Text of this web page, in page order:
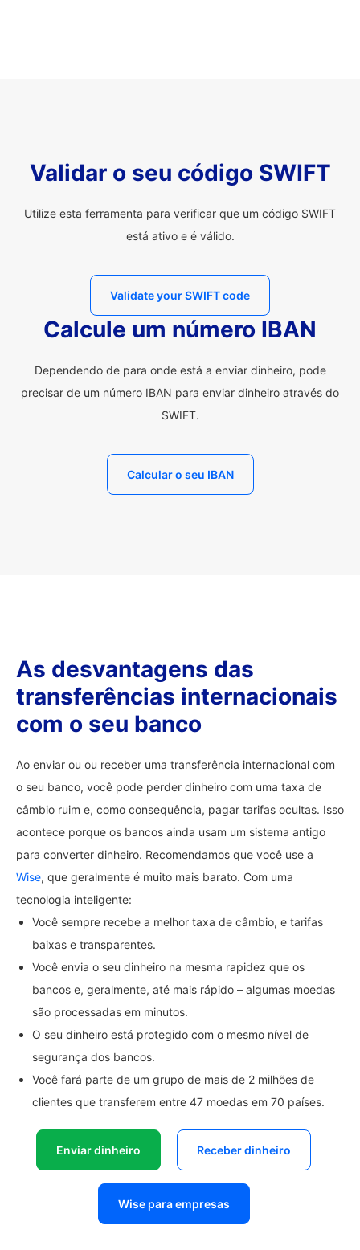
Validar o seu código SWIFT
Utilize esta ferramenta para verificar que um código SWIFT
está ativo e é válido.
Validate your SWIFT code
Calcule um número IBAN
Dependendo de para onde está a enviar dinheiro, pode
precisar de um número IBAN para enviar dinheiro através do
SWIFT.
Calcular o seu IBAN
As desvantagens das
transferências internacionais
com o seu banco
Ao enviar ou ou receber uma transferência internacional com
o seu banco, você pode perder dinheiro com uma taxa de
câmbio ruim e, como consequência, pagar tarifas ocultas. Isso
acontece porque os bancos ainda usam um sistema antigo
para converter dinheiro. Recomendamos que você use a
Wise, que geralmente é muito mais barato. Com uma
tecnologia inteligente:
Você sempre recebe a melhor taxa de câmbio, e tarifas
baixas e transparentes.
Você envia o seu dinheiro na mesma rapidez que os
bancos e, geralmente, até mais rápido – algumas moedas
são processadas em minutos.
O seu dinheiro está protegido com o mesmo nível de
segurança dos bancos.
Você fará parte de um grupo de mais de 2 milhões de
clientes que transferem entre 47 moedas em 70 países.
Enviar dinheiro Receber dinheiro
Wise para empresas